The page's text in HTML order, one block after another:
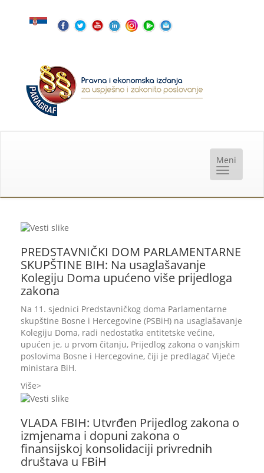
PREDSTAVNIČKI DOM PARLAMENTARNE
SKUPŠTINE BIH: Na usaglašavanje
Kolegiju Doma upućeno više prijedloga
zakona
Na 11. sjednici Predstavničkog doma Parlamentarne
skupštine Bosne i Hercegovine (PSBiH) na usaglašavanje
Kolegiju Doma, radi nedostatka entitetske većine,
upućen je, u prvom čitanju, Prijedlog zakona o vanjskim
poslovima Bosne i Hercegovine, čiji je predlagač Vijeće
ministara BiH.
Više
VLADA FBIH: Utvrđen Prijedlog zakona o
izmjenama i dopuni zakona o
finansijskoj konsolidaciji privrednih
društava u FBiH